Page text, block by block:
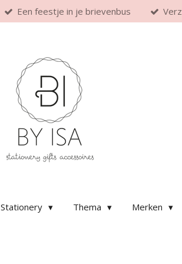
Een feestje in je brievenbus
Stationery Thema Merken